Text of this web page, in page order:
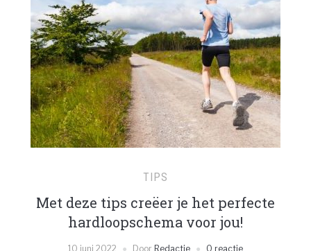
TIPS
Met deze tips creëer je het perfecte
hardloopschema voor jou!
10 juni 2022 Door Redactie 0 reactie